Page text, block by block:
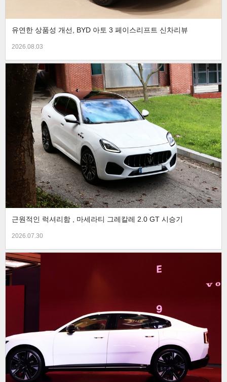
유연한 상품성 개선, BYD 아토 3 페이스리프트 신차리뷰
2026.08.03
근원적인 럭셔리함 , 마세라티 그레칼레 2.0 GT 시승기
2026.07.30